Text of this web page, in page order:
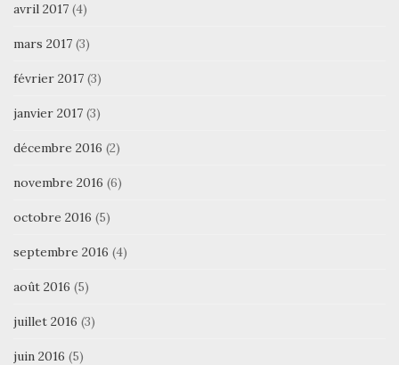
avril 2017 (4)
mars 2017 (3)
février 2017 (3)
janvier 2017 (3)
décembre 2016 (2)
novembre 2016 (6)
octobre 2016 (5)
septembre 2016 (4)
août 2016 (5)
juillet 2016 (3)
juin 2016 (5)